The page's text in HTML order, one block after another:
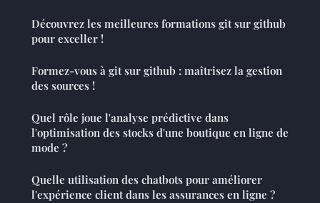
Découvrez les meilleures formations git sur github
pour exceller !
Formez-vous à git sur github : maîtrisez la gestion
des sources !
Quel rôle joue l'analyse prédictive dans
l'optimisation des stocks d'une boutique en ligne de
mode ?
Quelle utilisation des chatbots pour améliorer
l'expérience client dans les assurances en ligne ?